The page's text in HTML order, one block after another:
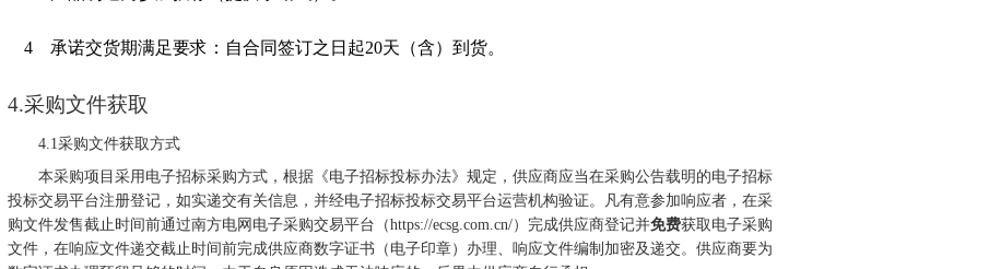
4 承诺交货期满足要求：自合同签订之日起20天（含）到货。
4.采购文件获取
4.1采购文件获取方式
本采购项目采用电子招标采购方式， 根据《电子招标投标办法》 规定 ， 供应商应当在采购公告载明的电子招标
投标交易平台注册登记，如实递交有关信息，并经电子招标投标交易平台运营机构验证。
凡有意参加响应者，在采
购文件发售截止时间前通过南方电网电子采购交易平台 （https://ecsg.com.cn/）完成供应商登记并免费获取电子采购
文件，在响应文件递交截止时间前完成供应商数字证书（ 电子印章）办理、响应文件编制加密及递交。供应商要为